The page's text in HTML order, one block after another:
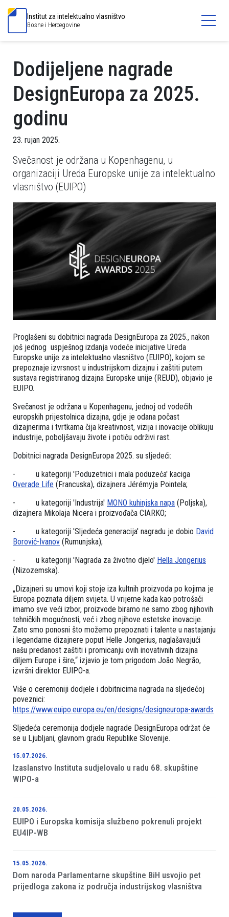
Institut za intelektualno vlasništvo
Bosne i Hercegovine
Dodijeljene nagrade
DesignEuropa za 2025.
godinu
23. rujan 2025.
Svečanost je održana u Kopenhagenu, u
organizaciji Ureda Europske unije za intelektualno
vlasništvo (EUIPO)
Proglašeni su dobitnici nagrada DesignEuropa za 2025., nakon
još jednog uspješnog izdanja vodeće inicijative Ureda
Europske unije za intelektualno vlasništvo (EUIPO), kojom se
prepoznaje izvrsnost u industrijskom dizajnu i zaštiti putem
sustava registriranog dizajna Europske unije (REUD), objavio je
EUIPO.
Svečanost je održana u Kopenhagenu, jednoj od vodećih
europskih prijestolnica dizajna, gdje je odana počast
dizajnerima i tvrtkama čija kreativnost, vizija i inovacije oblikuju
industrije, poboljšavaju živote i potiču održivi rast.
Dobitnici nagrada DesignEuropa 2025. su sljedeći:
- u kategoriji 'Poduzetnici i mala poduzeća' kaciga
Overade Life (Francuska), dizajnera Jérémyja Pointela;
- u kategoriji 'Industrija' MONO kuhinjska napa (Poljska),
dizajnera Mikolaja Nicera i proizvođača CIARKO;
- u kategoriji 'Sljedeća generacija' nagradu je dobio David
Borović-Ivanov (Rumunjska);
- u kategoriji 'Nagrada za životno djelo' Hella Jongerius
(Nizozemska).
„Dizajneri su umovi koji stoje iza kultnih proizvoda po kojima je
Europa poznata diljem svijeta. U vrijeme kada kao potrošači
imamo sve veći izbor, proizvode biramo ne samo zbog njihovih
tehničkih mogućnosti, već i zbog njihove estetske inovacije.
Zato smo ponosni što možemo prepoznati i talente u nastajanju
i legendarne dizajnere poput Helle Jongerius, naglašavajući
našu predanost zaštiti i promicanju ovih inovativnih dizajna
diljem Europe i šire,“ izjavio je tom prigodom João Negrão,
izvršni direktor EUIPO-a.
Više o ceremoniji dodjele i dobitnicima nagrada na sljedećoj
poveznici:
https://www.euipo.europa.eu/en/designs/designeuropa-awards
Sljedeća ceremonija dodjele nagrade DesignEuropa održat će
se u Ljubljani, glavnom gradu Republike Slovenije.
15.07.2026.
Izaslanstvo Instituta sudjelovalo u radu 68. skupštine
WIPO-a
20.05.2026.
EUIPO i Europska komisija službeno pokrenuli projekt
EU4IP-WB
15.05.2026.
Dom naroda Parlamentarne skupštine BiH usvojio pet
prijedloga zakona iz područja industrijskog vlasništva